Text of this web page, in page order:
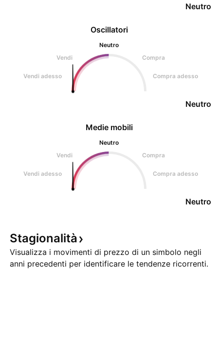
Oscillatori
Neutro
Vendi
Compra
Vendi adesso Compra adesso
Neutro
Neutro
Medie mobili
Neutro
Vendi
Compra
Vendi adesso Compra adesso
Neutro
Stagionalità
Visualizza i movimenti di prezzo di un simbolo negli
anni precedenti per identificare le tendenze ricorrenti.